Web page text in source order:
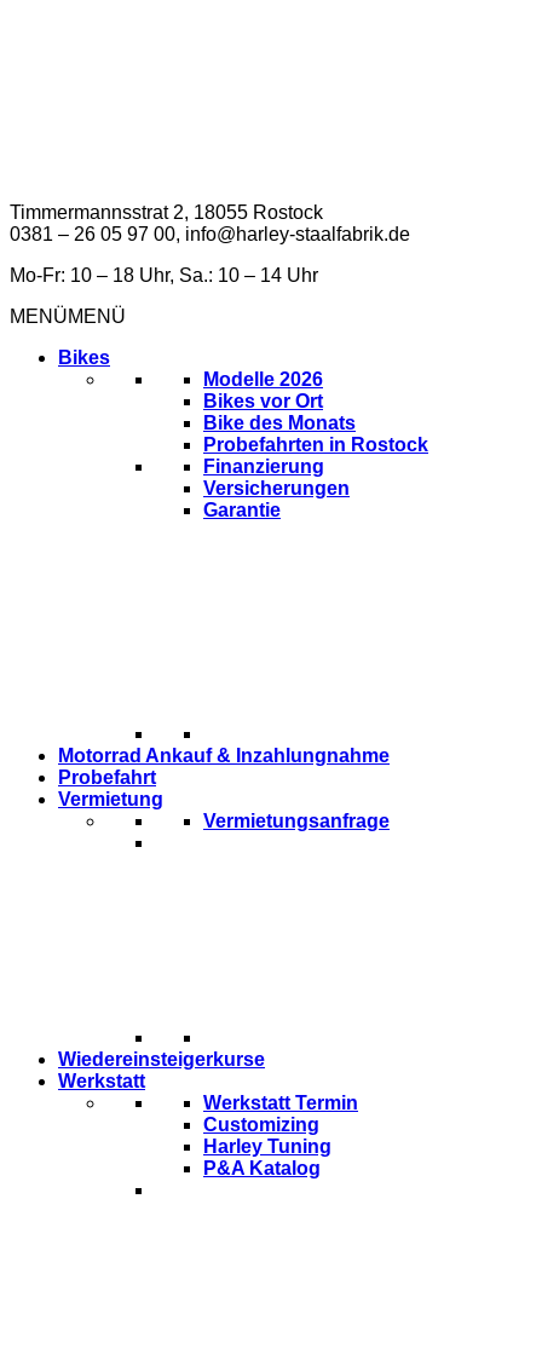
Timmermannsstrat 2, 18055 Rostock
0381 – 26 05 97 00, info@harley-staalfabrik.de
Mo-Fr: 10 – 18 Uhr, Sa.: 10 – 14 Uhr
MENÜMENÜ
Bikes
Modelle 2026
Bikes vor Ort
Bike des Monats
Probefahrten in Rostock
Finanzierung
Versicherungen
Garantie
Motorrad Ankauf & Inzahlungnahme
Probefahrt
Vermietung
Vermietungsanfrage
Wiedereinsteigerkurse
Werkstatt
Werkstatt Termin
Customizing
Harley Tuning
P&A Katalog